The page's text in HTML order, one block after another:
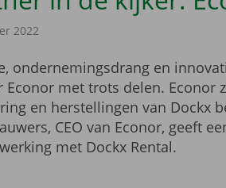
2022
ondernemingsdrang en
Econor met trots delen. Econor
en herstellingen van Dockx
CEO van Econor, geeft
met Dockx Rental.